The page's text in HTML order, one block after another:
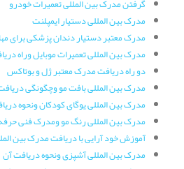
گرفتن مدرک بین المللی تعمیرات خودرو
مدرک بین المللی دستیار ایمپلنت
مدرک معتبر دستیار دندان پزشکی برای
مدرک بین المللی تعمیرات موبایل وراه
دو راه دریافت مدرک معتبر ژل و بوتاکس
مدرک بین المللی بافت مو وچگونگی
مدرک بین المللی یوگای کودکان ونحوه
مدرک بین المللی رنگ مو ومدرک فنی
آموزش خود آرایی با دریافت مدرک بین
مدرک بین المللی آشپزی ونحوه دریافت آن